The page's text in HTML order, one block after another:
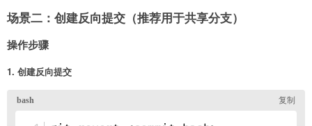
场景二：创建反向提交（推荐用于共享分支）
操作步骤
1. 创建反向提交